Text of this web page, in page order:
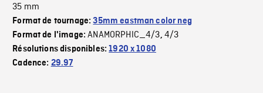
35 mm
Format de tournage:35mm eastman color neg
Format de l'image:ANAMORPHIC_4/3, 4/3
Résolutions disponibles:1920 x 1080
Cadence: 29.97